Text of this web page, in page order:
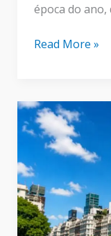
época do
Como
Viagem
para
Buenos
Aires:
Guia
em
9
Passos
Read More »